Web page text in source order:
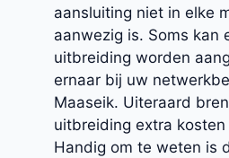
aansluiting niet in elke
aanwezig is. Soms kan
uitbreiding worden
ernaar bij uw
Maaseik. Uiteraard
uitbreiding extra
Handig om te weten is